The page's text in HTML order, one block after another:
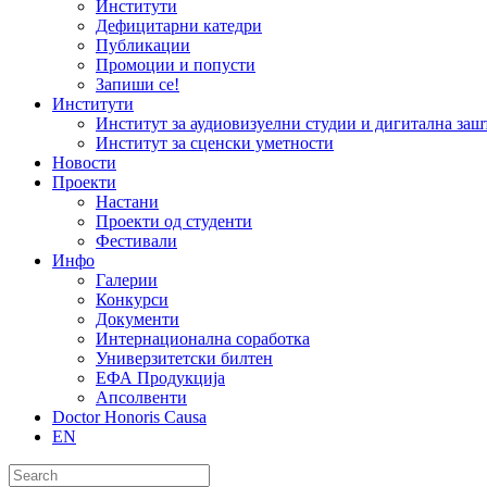
Институти
Дефицитарни катедри
Публикации
Промоции и попусти
Запиши се!
Институти
Институт за аудиовизуелни студии и дигитална
Институт за сценски уметности
Новости
Проекти
Настани
Проекти од студенти
Фестивали
Инфо
Галерии
Конкурси
Документи
Интернационална соработка
Универзитетски билтен
ЕФА Продукција
Апсолвенти
Doctor Honoris Causa
EN